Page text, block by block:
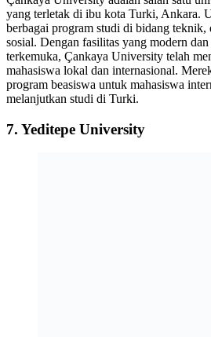
yang terletak di ibu kota Turki, Ankara.
berbagai program studi di bidang teknik,
sosial. Dengan fasilitas yang modern
terkemuka, Çankaya University telah
mahasiswa lokal dan internasional.
program beasiswa untuk mahasiswa
melanjutkan studi di Turki.
7. Yeditepe University